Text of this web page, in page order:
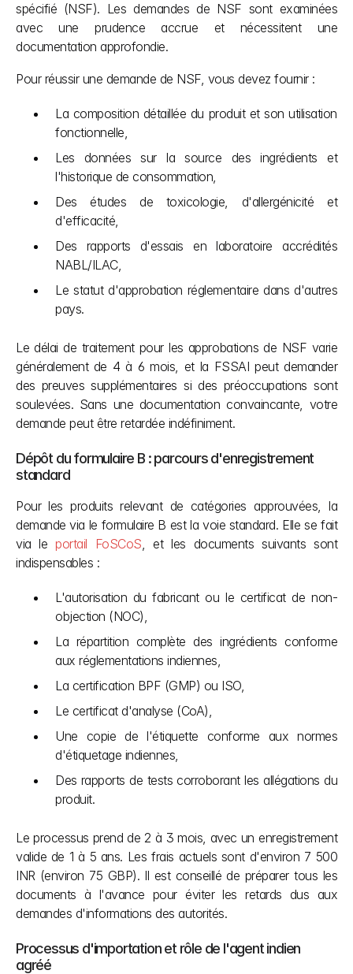
spécifié (NSF). Les demandes de NSF sont examinées
avec une prudence accrue et nécessitent une
documentation approfondie.
Pour réussir une demande de NSF, vous devez fournir :
La composition détaillée du produit et son utilisation
fonctionnelle,
Les données sur la source des ingrédients et
l'historique de consommation,
Des études de toxicologie, d'allergénicité et
d'efficacité,
Des rapports d'essais en laboratoire accrédités
NABL/ILAC,
Le statut d'approbation réglementaire dans d'autres
pays.
Le délai de traitement pour les approbations de NSF varie
généralement de 4 à 6 mois, et la FSSAI peut demander
des preuves supplémentaires si des préoccupations sont
soulevées. Sans une documentation convaincante, votre
demande peut être retardée indéfiniment.
Dépôt du formulaire B : parcours d'enregistrement
standard
Pour les produits relevant de catégories approuvées, la
demande via le formulaire B est la voie standard. Elle se fait
via le portail FoSCoS, et les documents suivants sont
indispensables :
L'autorisation du fabricant ou le certificat de non-
objection (NOC),
La répartition complète des ingrédients conforme
aux réglementations indiennes,
La certification BPF (GMP) ou ISO,
Le certificat d'analyse (CoA),
Une copie de l'étiquette conforme aux normes
d'étiquetage indiennes,
Des rapports de tests corroborant les allégations du
produit.
Le processus prend de 2 à 3 mois, avec un enregistrement
valide de 1 à 5 ans. Les frais actuels sont d'environ 7 500
INR (environ 75 GBP). Il est conseillé de préparer tous les
documents à l'avance pour éviter les retards dus aux
demandes d'informations des autorités.
Processus d'importation et rôle de l'agent indien
agréé